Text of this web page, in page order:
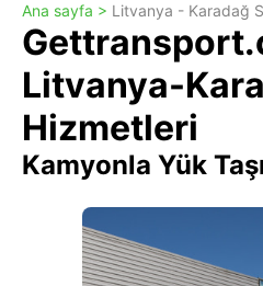
Ana sayfa > Litvanya - Karadağ
Litvanya-
Hizmetleri
Kamyonla Yük